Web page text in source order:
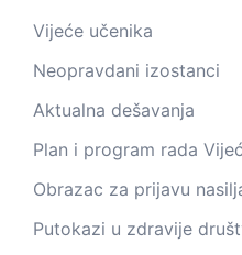
Vijeće učenika
Neopravdani izostanci
Aktualna dešavanja
Plan i program rada
Obrazac za prijavu
Putokazi u zdravije